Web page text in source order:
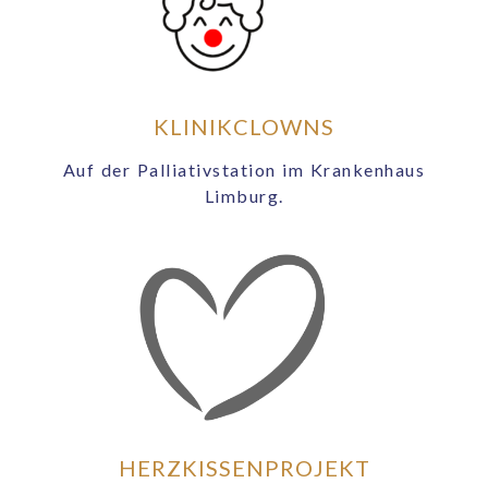
KLINIKCLOWNS
Auf der Palliativstation im Krankenhaus
Limburg.
HERZKISSENPROJEKT